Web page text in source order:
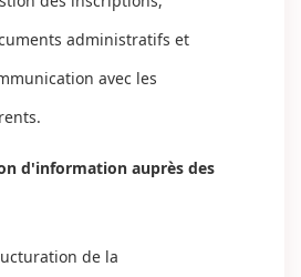
administratifs et
avec les
d'information auprès des
de la